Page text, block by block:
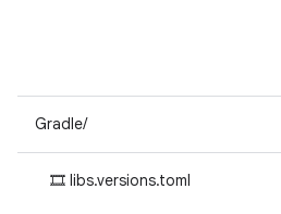
Gradle/
🎞 libs.versions.toml